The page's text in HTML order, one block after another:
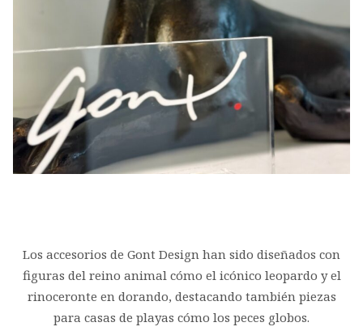
Los accesorios de Gont Design han sido diseñados con
figuras del reino animal cómo el icónico leopardo y el
rinoceronte en dorando, destacando también piezas
para casas de playas cómo los peces globos.